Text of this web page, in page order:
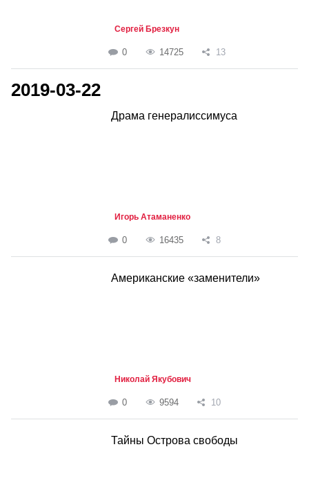
Сергей Брезкун
0 14725 13
2019-03-22
Драма генералиссимуса
Игорь Атаманенко
0 16435 8
Американские «заменители»
Николай Якубович
0 9594 10
Тайны Острова свободы